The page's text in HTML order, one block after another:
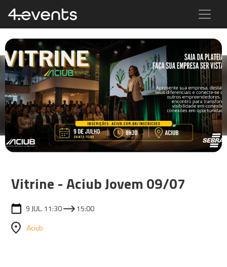
Vitrine - Aciub Jovem 09/07
9 JUL. 11:30
15:00
Aciub